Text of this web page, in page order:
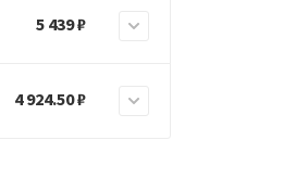
5 439 ₽
4 924.50 ₽